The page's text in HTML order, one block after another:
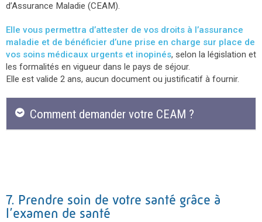
d’Assurance Maladie (CEAM).
Elle vous permettra d’attester de vos droits à l’assurance
maladie et de bénéficier d’une prise en charge sur place de
vos soins médicaux urgents et inopinés, selon la législation et
les formalités en vigueur dans le pays de séjour.
Elle est valide 2 ans, aucun document ou justificatif à fournir.
Comment demander votre CEAM ?
7. Prendre soin de votre santé grâce à
l’examen de santé